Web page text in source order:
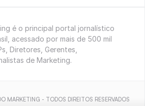
é o principal portal jornalístico
acessado por mais de 500 mil
Diretores, Gerentes,
de Marketing.
MARKETING - TODOS DIREITOS RESERVADOS